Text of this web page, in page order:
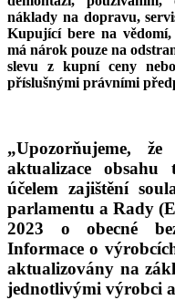
náklady na dopravu,
Kupující bere na
má nárok pouze na
slevu z kupní ceny
příslušnými právními
„Upozorňujeme,
aktualizace obsahu
účelem zajištění
parlamentu a Rady
2023 o obecné
Informace o
aktualizovány na
jednotlivými výrobci